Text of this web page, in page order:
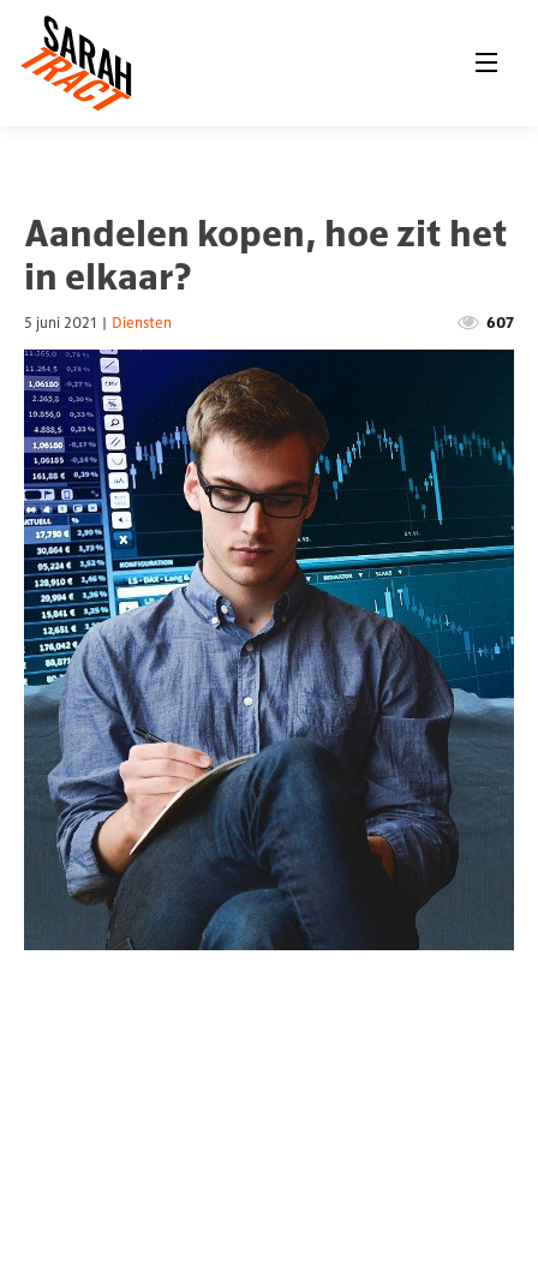
Aandelen kopen, hoe zit het
in elkaar?
5 juni 2021 | Diensten 607